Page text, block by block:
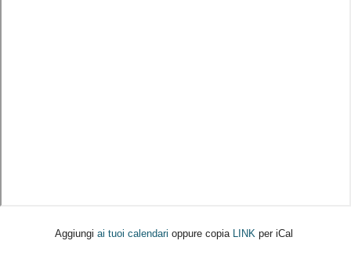
Aggiungi ai tuoi calendari oppure copia LINK per iCal